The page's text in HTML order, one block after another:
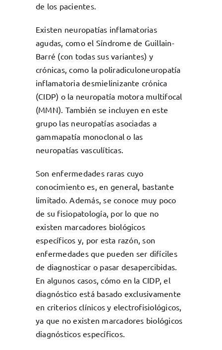
de los pacientes.
Existen neuropatías inflamatorias
agudas, como el Síndrome de Guillain-
Barré (con todas sus variantes) y
crónicas, como la poliradiculoneuropatía
inflamatoria desmielinizante crónica
(CIDP) o la neuropatía motora multifocal
(MMN). También se incluyen en este
grupo las neuropatías asociadas a
gammapatía monoclonal o las
neuropatías vasculíticas.
Son enfermedades raras cuyo
conocimiento es, en general, bastante
limitado. Además, se conoce muy poco
de su fisiopatología, por lo que no
existen marcadores biológicos
específicos y, por esta razón, son
enfermedades que pueden ser difíciles
de diagnosticar o pasar desapercibidas.
En algunos casos, cómo en la CIDP, el
diagnóstico está basado exclusivamente
en criterios clínicos y electrofisiológicos,
ya que no existen marcadores biológicos
diagnósticos específicos.